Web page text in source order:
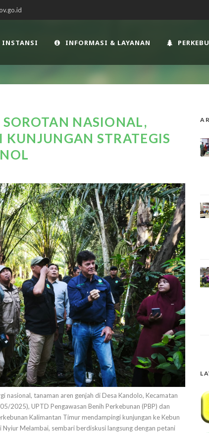
INSTANSI INFORMASI & LAYANAN
NASIONAL,
STRATEGIS
nasional, tanaman aren genjah di Desa Kandolo, Kecamatan
2025), UPTD Pengawasan Benih Perkebunan (PBP) dan
Kalimantan Timur mendampingi kunjungan ke Kebun
Melambai, sembari berdiskusi langsung dengan petani